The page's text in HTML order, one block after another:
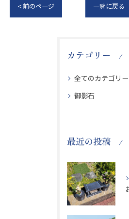
< 前のページ 一覧に戻る
カテゴリー
全てのカテゴリー
御影石
最近の投稿